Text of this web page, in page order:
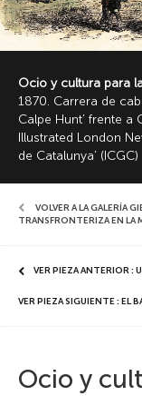
Ocio y cultura para
1870. Carrera de
Calpe Hunt’ frente a
Illustrated London
de Catalunya’ (ICGC)
VOLVER A LA GALERÍA
TRANSFRONTERIZA EN LA
VER PIEZA ANTERIOR :
VER PIEZA SIGUIENTE : EL
Ocio y